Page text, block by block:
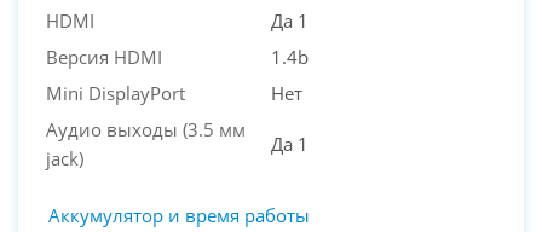
HDMI
Да 1
Версия HDMI
1.4b
Mini DisplayPort
Нет
Аудио выходы (3.5 мм
jack)
Да 1
Аккумулятор и время работы